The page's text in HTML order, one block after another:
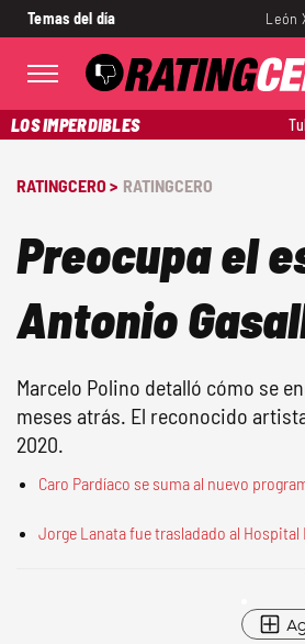
Temas del día León
LOS IMPERDIBLES
RATINGCERO > RATINGCERO
Preocupa el
Antonio
Marcelo Polino detalló cómo se
meses atrás. El reconocido
2020.
Caro Pardíaco se suma al nuevo
Jorge Lanata fue trasladado al